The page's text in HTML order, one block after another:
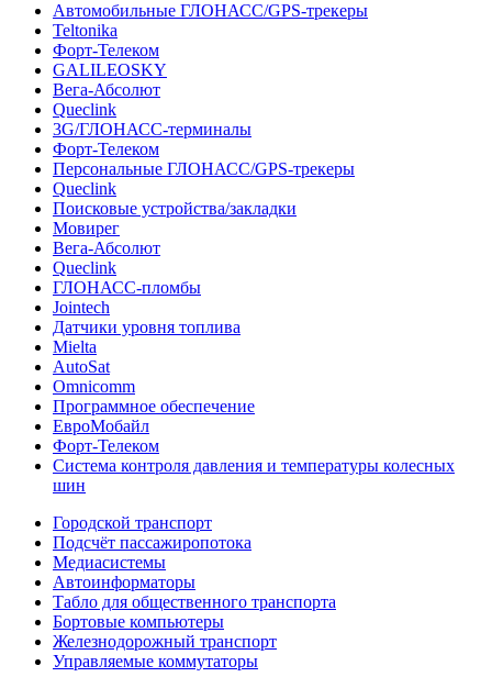
Автомобильные ГЛОНАСС/GPS-трекеры
Teltonika
Форт-Телеком
GALILEOSKY
Вега-Абсолют
Queclink
3G/ГЛОНАСС-терминалы
Форт-Телеком
Персональные ГЛОНАСС/GPS-трекеры
Queclink
Поисковые устройства/закладки
Мовирег
Вега-Абсолют
Queclink
ГЛОНАСС-пломбы
Jointech
Датчики уровня топлива
Mielta
AutoSat
Omnicomm
Программное обеспечение
ЕвроМобайл
Форт-Телеком
Система контроля давления и температуры колесных
шин
Городской транспорт
Подсчёт пассажиропотока
Медиасистемы
Автоинформаторы
Табло для общественного транспорта
Бортовые компьютеры
Железнодорожный транспорт
Управляемые коммутаторы